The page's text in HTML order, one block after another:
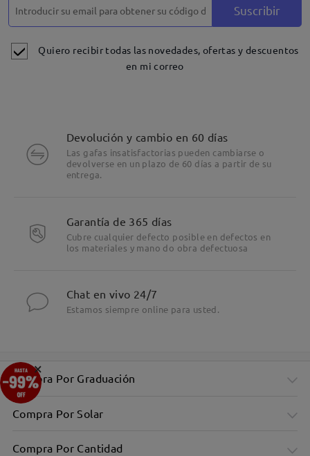
Suscribir
Quiero recibir todas las novedades, ofertas y descuentos
en mi correo
Devolución y cambio en 60 días
Las gafas insatisfactorias pueden cambiarse o
devolverse en un plazo de 60 días a partir de su
entrega.
Garantía de 365 días
Cubre cualquier defecto posible en defectos en
los materiales y mano do obra defectuosa
Chat en vivo 24/7
Estamos siempre online para usted.
Compra Por Graduación
Compra Por Solar
Compra Por Cantidad
×